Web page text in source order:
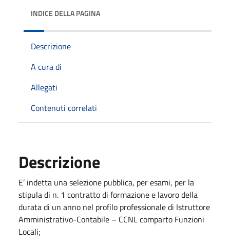
INDICE DELLA PAGINA
Descrizione
A cura di
Allegati
Contenuti correlati
Descrizione
E’ indetta una selezione pubblica, per esami, per la
stipula di n. 1 contratto di formazione e lavoro della
durata di un anno nel profilo professionale di Istruttore
Amministrativo-Contabile – CCNL comparto Funzioni
Locali;